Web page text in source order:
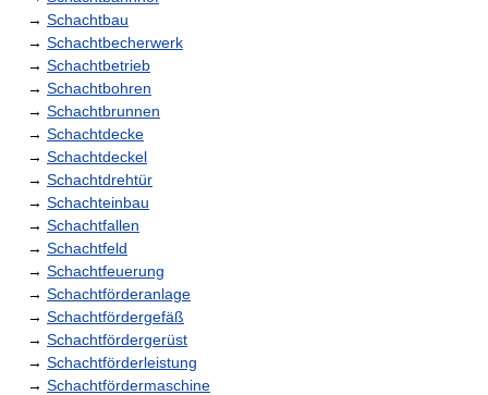
→ Schachtbau
→ Schachtbecherwerk
→ Schachtbetrieb
→ Schachtbohren
→ Schachtbrunnen
→ Schachtdecke
→ Schachtdeckel
→ Schachtdrehtür
→ Schachteinbau
→ Schachtfallen
→ Schachtfeld
→ Schachtfeuerung
→ Schachtförderanlage
→ Schachtfördergefäß
→ Schachtfördergerüst
→ Schachtförderleistung
→ Schachtfördermaschine